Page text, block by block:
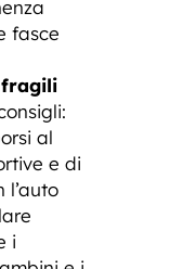
fasce
fragili
al
e di
l’auto
i